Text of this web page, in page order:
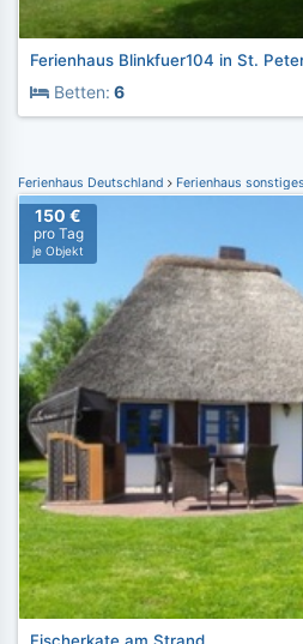
Ferienhaus Blinkfuer104 in St.
Betten: 6
Ferienhaus Deutschland Ferienhaus
150 €
pro Tag
je Objekt